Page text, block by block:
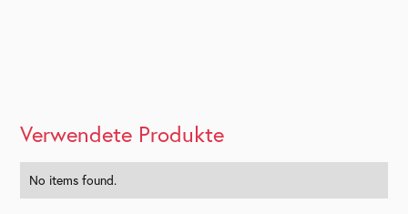
Verwendete Produkte
No items found.